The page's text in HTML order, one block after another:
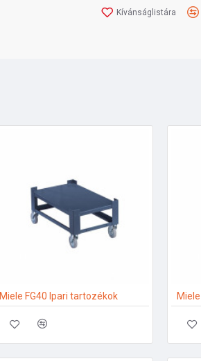
Kívánságlistára
Miele FG40 Ipari tartozékok